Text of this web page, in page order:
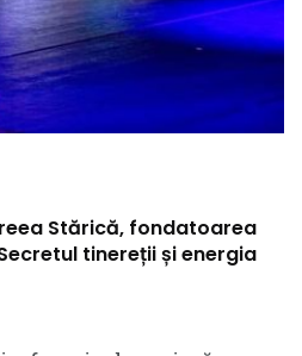
Stărică, fondatoarea
tinereții și energia